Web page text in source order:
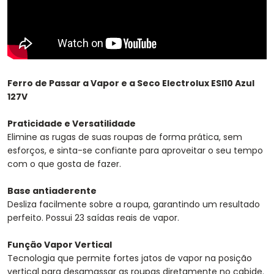
Ferro de Passar a Vapor e a Seco Electrolux ESI10 Azul
127V
Praticidade e Versatilidade
Elimine as rugas de suas roupas de forma prática, sem
esforços, e sinta-se confiante para aproveitar o seu tempo
com o que gosta de fazer.
Base antiaderente
Desliza facilmente sobre a roupa, garantindo um resultado
perfeito. Possui 23 saídas reais de vapor.
Função Vapor Vertical
Tecnologia que permite fortes jatos de vapor na posição